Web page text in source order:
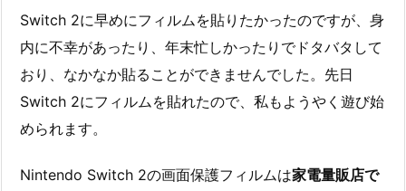
Switch 2に早めにフィルムを貼りたかったのですが、身
内に不幸があったり、年末忙しかったりでドタバタして
おり、なかなか貼ることができませんでした。先日
Switch 2にフィルムを貼れたので、私もようやく遊び始
められます。
Nintendo Switch 2の画面保護フィルムは家電量販店で